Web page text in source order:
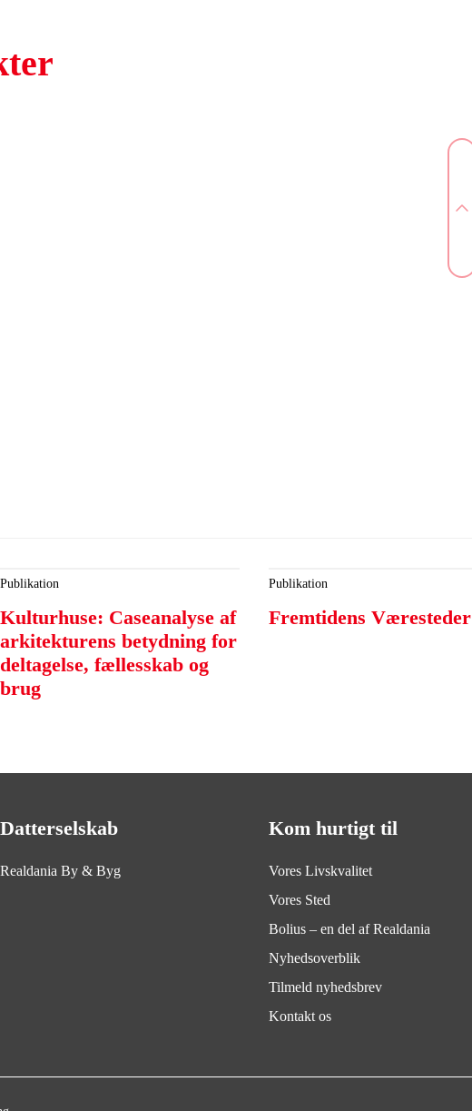
Publikation
Kulturhuse: Caseanalyse af
arkitekturens betydning for
deltagelse, fællesskab og
brug
Publikation
Fremtidens Væresteder
Datterselskab
Realdania By & Byg
Kom hurtigt til
Vores Livskvalitet
Vores Sted
Bolius – en del af Realdania
Nyhedsoverblik
Tilmeld nyhedsbrev
Kontakt os